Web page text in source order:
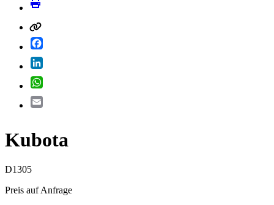
Kubota
D1305
Preis auf Anfrage